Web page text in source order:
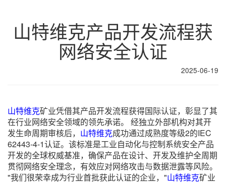
山特维克产品开发流程获
网络安全认证
2025-06-19
山特维克矿业凭借其产品开发流程获得国际认证，彰显了其
在行业网络安全领域的领先承诺。 经独立外部机构对其开
发生命周期审核后， 山特维克成功通过成熟度等级2的IEC
62443-4-1认证。该标准是工业自动化与控制系统安全产品
开发的全球权威基准，确保产品在设计、开发及维护全周期
贯彻网络安全理念，有效应对网络攻击与数据泄露等风险。
"我们很荣幸成为行业首批获此认证的企业，"山特维克矿业